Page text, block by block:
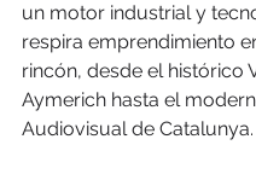
un motor industrial y
respira emprendimiento
rincón, desde el histórico
Aymerich hasta el
Audiovisual de Catalunya.